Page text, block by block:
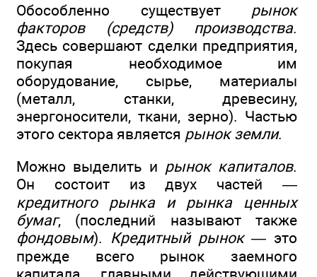
Обособленно существует рынок
факторов (средств) производства.
Здесь совершают сделки предприятия,
покупая необходимое им
оборудование, сырье, материалы
(металл, станки, древесину,
энергоносители, ткани, зерно). Частью
этого сектора является рынок земли.
Можно выделить и рынок капиталов.
Он состоит из двух частей —
кредитного рынка и рынка ценных
бумаг, (последний называют также
фондовым). Кредитный рынок— это
прежде всего рынок заемного